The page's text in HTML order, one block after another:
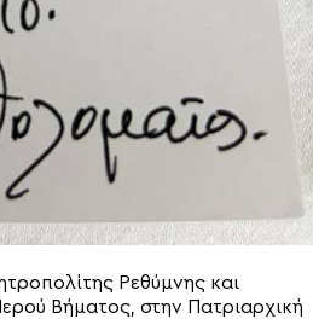
Ρεθύμνης και
Βήματος, στην Πατριαρχική